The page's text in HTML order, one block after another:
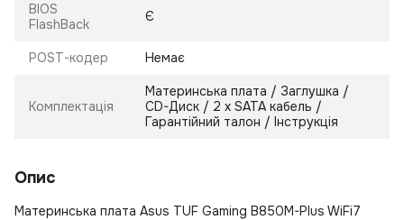
BIOS
FlashBack
Є
POST-кодер Немає
Комплектація
Материнська плата / Заглушка /
CD-Диск / 2 х SATA кабель /
Гарантійний талон / Інструкція
Опис
Материнська плата Asus TUF Gaming B850M-Plus WiFi7